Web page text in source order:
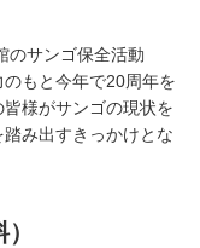
のサンゴ保全活動
のもと今年で20周年を
様がサンゴの現状を
み出すきっかけとな